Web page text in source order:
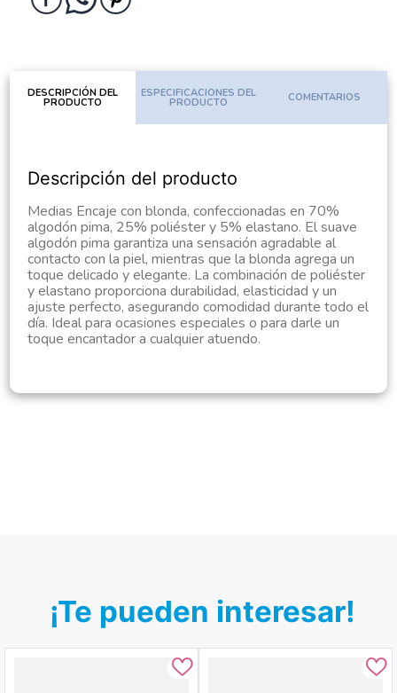
DESCRIPCIÓN DEL
PRODUCTO
ESPECIFICACIONES DEL
PRODUCTO COMENTARIOS
Descripción del producto
Medias Encaje con blonda, confeccionadas en 70%
algodón pima, 25% poliéster y 5% elastano. El suave
algodón pima garantiza una sensación agradable al
contacto con la piel, mientras que la blonda agrega un
toque delicado y elegante. La combinación de poliéster
y elastano proporciona durabilidad, elasticidad y un
ajuste perfecto, asegurando comodidad durante todo el
día. Ideal para ocasiones especiales o para darle un
toque encantador a cualquier atuendo.
¡Te pueden interesar!